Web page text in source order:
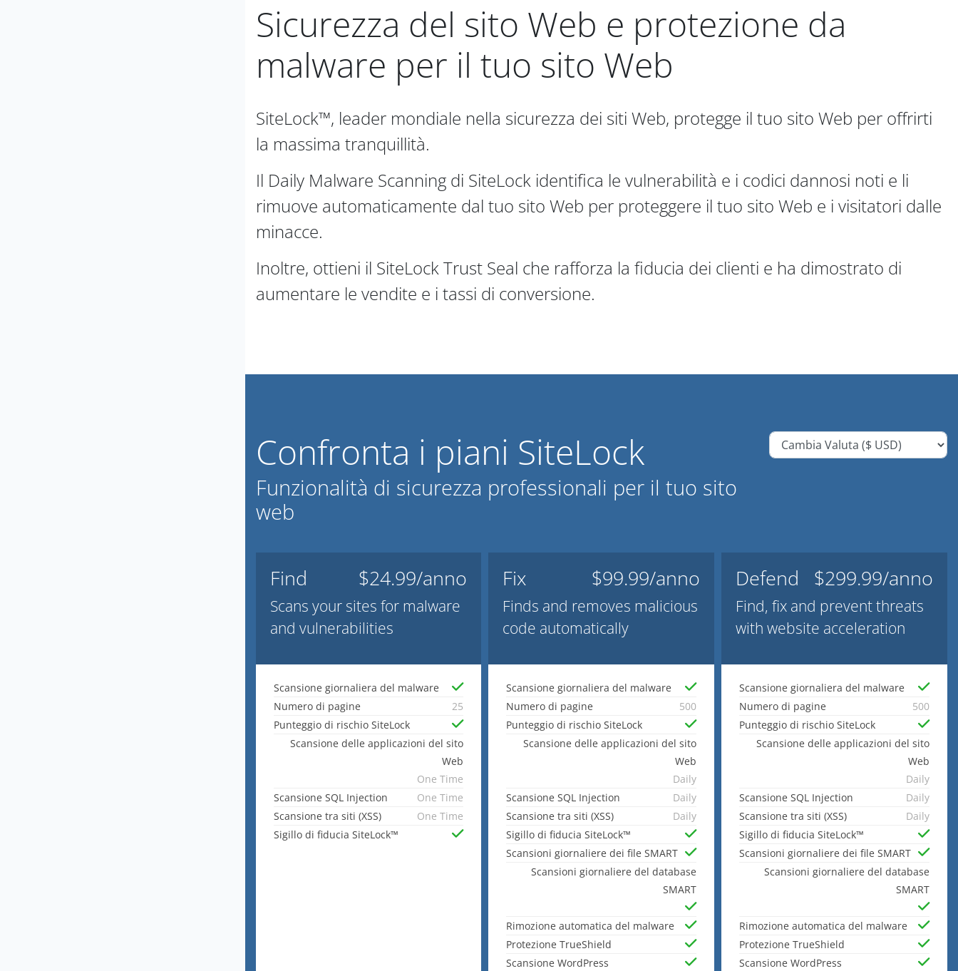
Sicurezza del sito Web e protezione da
malware per il tuo sito Web
SiteLock™, leader mondiale nella sicurezza dei siti Web, protegge il tuo sito Web per offrirti
la massima tranquillità.
Il Daily Malware Scanning di SiteLock identifica le vulnerabilità e i codici dannosi noti e li
rimuove automaticamente dal tuo sito Web per proteggere il tuo sito Web e i visitatori dalle
minacce.
Inoltre, ottieni il SiteLock Trust Seal che rafforza la fiducia dei clienti e ha dimostrato di
aumentare le vendite e i tassi di conversione.
Confronta i piani SiteLock
Funzionalità di sicurezza professionali per il tuo sito
web
Find $24.99/anno
Scans your sites for malware
and vulnerabilities
Scansione giornaliera del malware
Numero di pagine
25
Punteggio di rischio SiteLock
Scansione delle applicazioni del sito
Web
One Time
Scansione SQL Injection
One Time
Scansione tra siti (XSS)
One Time
Sigillo di fiducia SiteLock™
Fix $99.99/anno
Finds and removes malicious
code automatically
Scansione giornaliera del malware
Numero di pagine
500
Punteggio di rischio SiteLock
Scansione delle applicazioni del sito
Web
Daily
Scansione SQL Injection
Daily
Scansione tra siti (XSS)
Daily
Sigillo di fiducia SiteLock™
Scansioni giornaliere dei file SMART
Scansioni giornaliere del database
SMART
Rimozione automatica del malware
Protezione TrueShield
Scansione WordPress
Defend $299.99/anno
Find, fix and prevent threats
with website acceleration
Scansione giornaliera del malware
Numero di pagine
500
Punteggio di rischio SiteLock
Scansione delle applicazioni del sito
Web
Daily
Scansione SQL Injection
Daily
Scansione tra siti (XSS)
Daily
Sigillo di fiducia SiteLock™
Scansioni giornaliere dei file SMART
Scansioni giornaliere del database
SMART
Rimozione automatica del malware
Protezione TrueShield
Scansione WordPress